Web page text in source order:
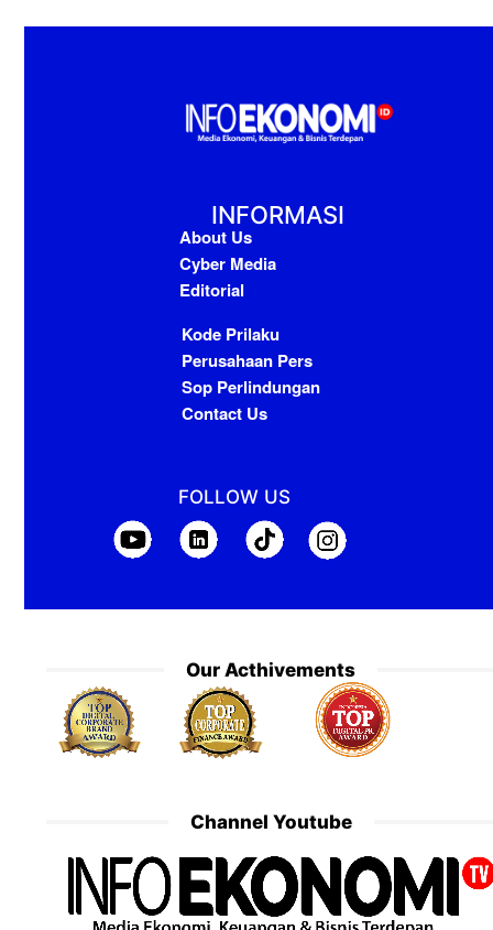
INFORMASI
About Us
Cyber Media
Editorial
Kode Prilaku
Perusahaan Pers
Sop Perlindungan
Contact Us
FOLLOW US
Our Acthivements
Channel Youtube